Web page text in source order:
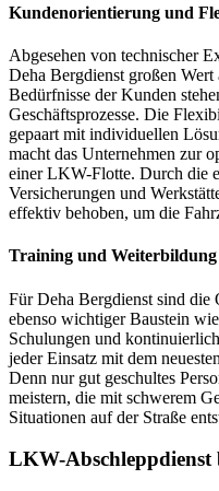
Kundenorientierung und
Abgesehen von technischer
Deha Bergdienst großen
Bedürfnisse der Kunden
Geschäftsprozesse. Die
gepaart mit individuellen
macht das Unternehmen zur
einer LKW-Flotte. Durch die
Versicherungen und
effektiv behoben, um die
Training und Weiterbildung
Für Deha Bergdienst sind
ebenso wichtiger Baustein
Schulungen und
jeder Einsatz mit dem
Denn nur gut geschultes
meistern, die mit schwerem
Situationen auf der Straße
LKW-Abschleppdienst